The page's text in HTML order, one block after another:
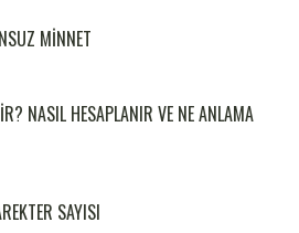
MINNET
NASIL HESAPLANIR VE NE ANLAMA
SAYISI